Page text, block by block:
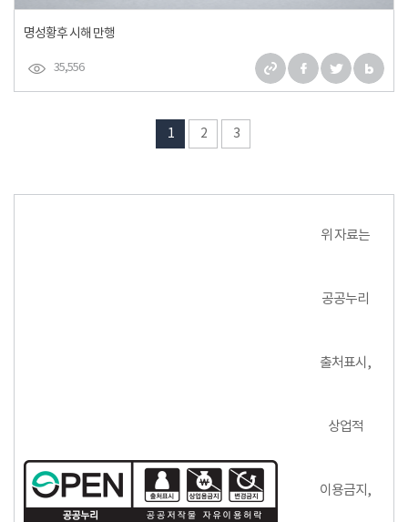
명성황후 시해 만행
35,556
1 2 3
위 자료는
공공누리
출처표시,
상업적
이용금지,